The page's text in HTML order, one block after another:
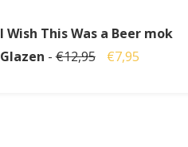
I Wish This Was a Beer mok
Glazen -€12,95 €7,95